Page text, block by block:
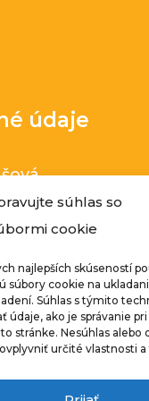
súhlas so
cookie
najlepších skúseností
súbory cookie na
Súhlas s týmito
údaje, ako je správanie
stránke. Nesúhlas alebo
určité vlastnosti a
údaje
7, Zlonín
zapísaná v